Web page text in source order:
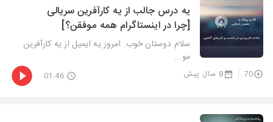
یه درس جالب از یه کارآفرین سریالی
[چرا در اینستاگرام همه موفقن؟]
سلام دوستان خوب. امروز یه ایمیل از یه کارآفرین
مو...
70 8 سال پیش 01:46